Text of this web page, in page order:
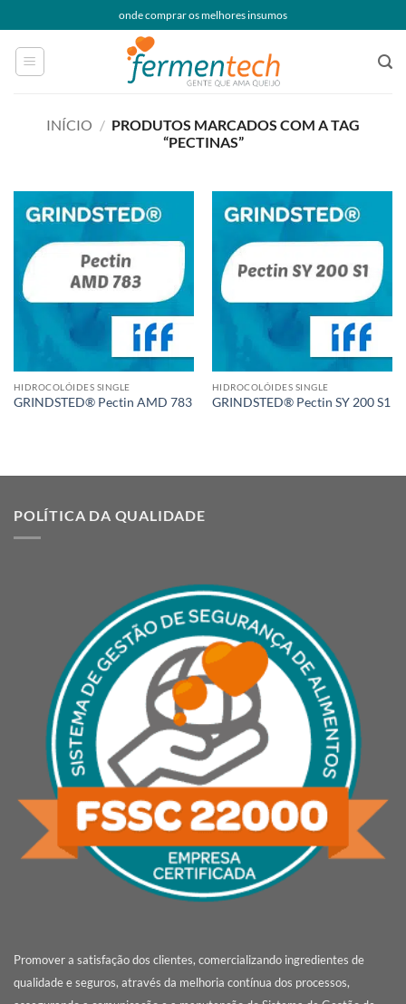
to
content
onde comprar os melhores insumos
INÍCIO / PRODUTOS MARCADOS COM A TAG
“PECTINAS”
HIDROCOLÓIDES SINGLE
GRINDSTED® Pectin AMD 783
HIDROCOLÓIDES SINGLE
GRINDSTED® Pectin SY 200 S1
POLÍTICA DA QUALIDADE
Promover a satisfação dos clientes, comercializando ingredientes de
qualidade e seguros, através da melhoria contínua dos processos,